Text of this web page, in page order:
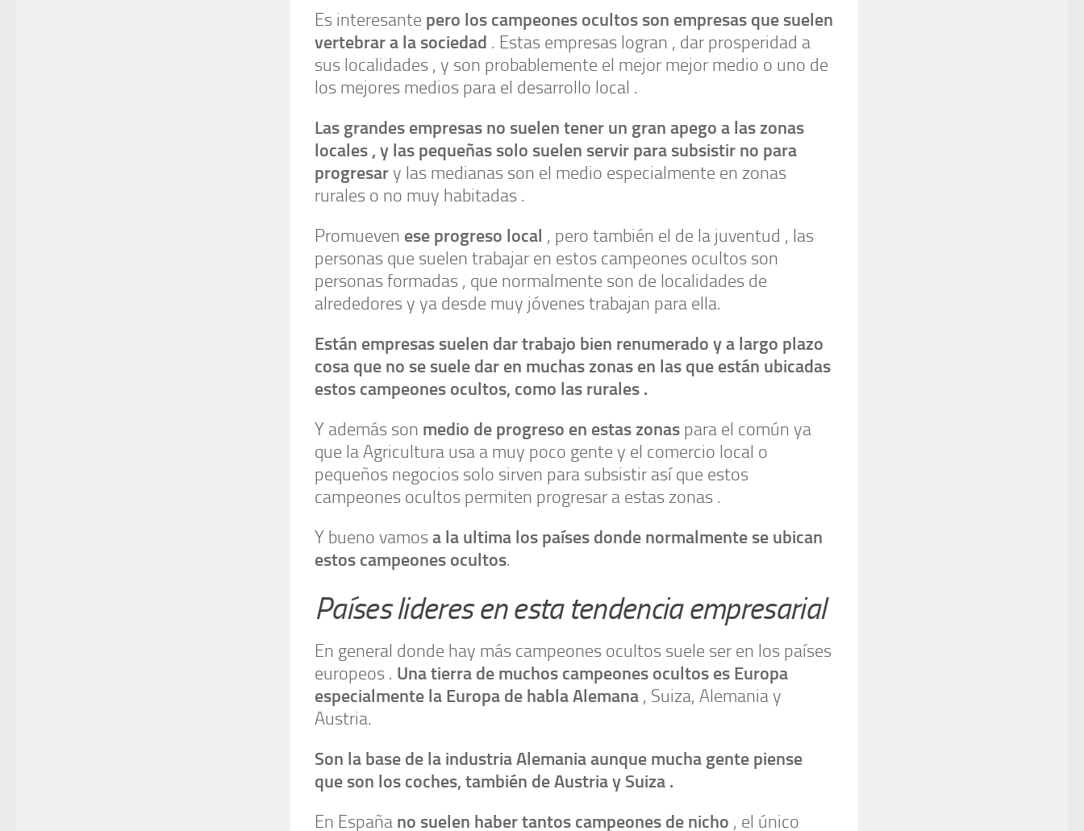
Es interesante pero los campeones ocultos son empresas que suelen
vertebrar a la sociedad . Estas empresas logran , dar prosperidad a
sus localidades , y son probablemente el mejor mejor medio o uno de
los mejores medios para el desarrollo local .
Las grandes empresas no suelen tener un gran apego a las zonas
locales , y las pequeñas solo suelen servir para subsistir no para
progresary las medianas son el medio especialmente en zonas
rurales o no muy habitadas .
Promueven ese progreso local , pero también el de la juventud , las
personas que suelen trabajar en estos campeones ocultos son
personas formadas , que normalmente son de localidades de
alrededores y ya desde muy jóvenes trabajan para ella.
Están empresas suelen dar trabajo bien renumerado y a largo plazo
cosa que no se suele dar en muchas zonas en las que están ubicadas
estos campeones ocultos, como las rurales .
Y además son medio de progreso en estas zonas para el común ya
que la Agricultura usa a muy poco gente y el comercio local o
pequeños negocios solo sirven para subsistir así que estos
campeones ocultos permiten progresar a estas zonas .
Y bueno vamosa la ultima los países donde normalmente se ubican
estos campeones ocultos.
Países lideres en esta tendencia empresarial
En general donde hay más campeones ocultos suele ser en los países
europeos . Una tierra de muchos campeones ocultos es Europa
especialmente la Europa de habla Alemana , Suiza, Alemania y
Austria.
Son la base de la industria Alemania aunque mucha gente piense
que son los coches, también de Austria y Suiza .
En España no suelen haber tantos campeones de nicho , el único